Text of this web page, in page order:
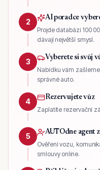
2 AI poradce
Projde databázi 100
dávají největší smysl.
3 Vyberete si svůj
Nabídku vám
správné auto.
4 Rezervujete vůz
Zaplatíte rezervační
5 AUTOdne agent
Ověření vozu,
smlouvy online.